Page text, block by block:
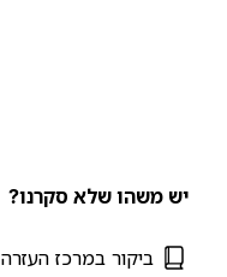
יש משהו שלא סקרנו?
ביקור במרכז העזרה